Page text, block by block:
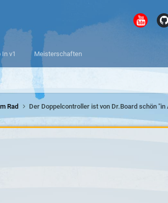
In v1 Meisterschaften
Rad Der Doppelcontroller ist von Dr.Board schön "in